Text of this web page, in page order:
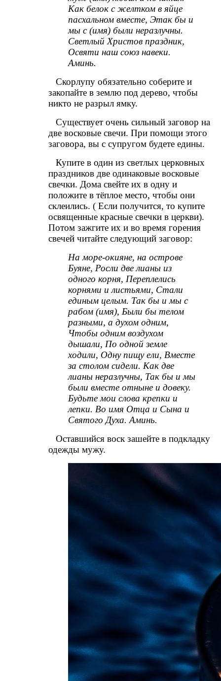
Как белок с желтком в яйце
пасхальном вместе, Этак бы и
мы с (имя) были неразлучны.
Светлый Христов праздник,
Освяти наш союз навеки.
Аминь.
Скорлупу обязательно соберите и
закопайте в землю под дерево, чтобы
никто не разрыл ямку.
Существует очень сильный заговор на
две восковые свечи. При помощи этого
заговора, вы с супругом будете едины.
Купите в один из светлых церковных
праздников две одинаковые восковые
свечки. Дома свейте их в одну и
положите в тёплое место, чтобы они
склеились. ( Если получится, то купите
освященные красные свечки в церкви).
Потом зажгите их и во время горения
свечей читайте следующий заговор:
На море-окияне, на острове
Буяне, Росли две лианы из
одного корня, Переплелись
корнями и листьями, Стали
единым целым. Так бы и мы с
рабом (имя), Были бы телом
разными, а духом одним,
Чтобы одним воздухом
дышали, По одной земле
ходили, Одну пищу ели, Вместе
за столом сидели. Как две
лианы неразлучны, Так бы и мы
были вместе отныне и довеку.
Будьте мои слова крепки и
лепки. Во имя Отца и Сына и
Святого Духа. Аминь.
Оставшийся воск зашейте в подкладку
одежды мужу.